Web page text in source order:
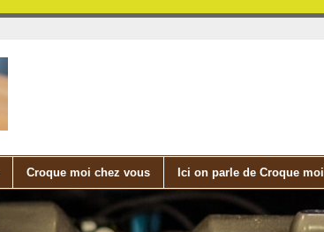
Croque moi chez vous Ici on parle de Croque moi